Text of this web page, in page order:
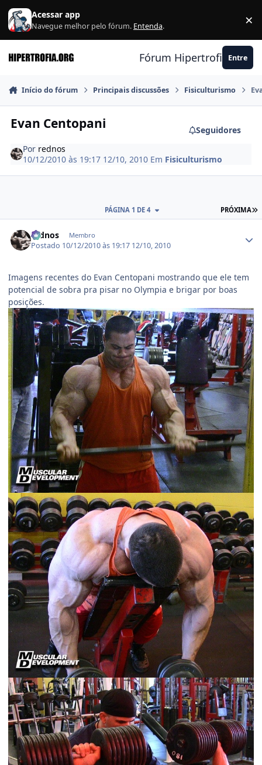
Ir para conteúdo
Acessar app
Navegue melhor pelo fórum. Entenda. ×
Fórum Hipertrofia.org
Entre
Início do fórum Principais discussões Fisiculturismo
Evan Centopani
Seguidores
Por rednos
10/12/2010 às 19:17 12/10, 2010 Em Fisiculturismo
PRÓXIMA
PÁGINA 1 DE 4
rednos Membro
Postado 10/12/2010 às 19:17 12/10, 2010
Imagens recentes do Evan Centopani mostrando que ele tem
potencial de sobra pra pisar no Olympia e brigar por boas
posições.